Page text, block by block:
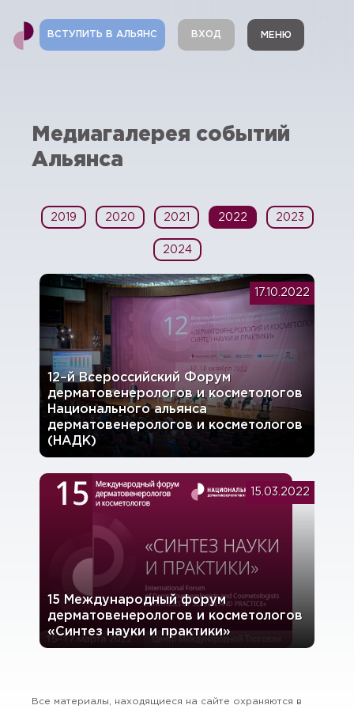
Медиагалерея событий
Альянса
2019 2020 2021 2022 2023
2024
12–й Всероссийский Форум
дерматовенерологов и косметологов
Национального альянса
дерматовенерологов и косметологов
(НАДК)
17.10.2022
15 Международный форум
дерматовенерологов и косметологов
«Синтез науки и практики»
15.03.2022
Все материалы, находящиеся на сайте охраняются в
ВСТУПИТЬ В АЛЬЯНС ВХОД МЕНЮ